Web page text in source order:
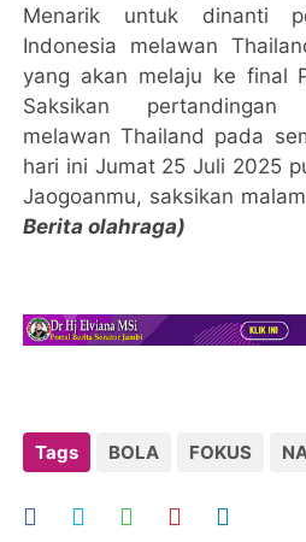
Menarik untuk dinanti
Indonesia melawan
yang akan melaju ke final
Saksikan pertandingan
melawan Thailand pada
hari ini Jumat 25 Juli 2025
Jaogoanmu, saksikan
Berita olahraga)
Tags BOLA FOKUS